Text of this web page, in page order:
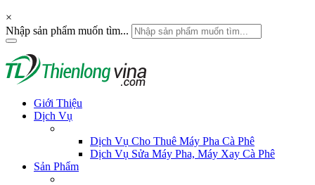
×
Nhập sản phẩm muốn tìm...
Giới Thiệu
Dịch Vụ
Dịch Vụ Cho Thuê Máy Pha Cà Phê
Dịch Vụ Sửa Máy Pha, Máy Xay Cà Phê
Sản Phẩm